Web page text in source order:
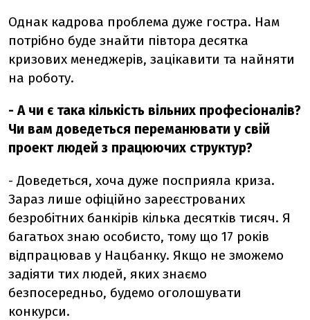
Однак кадрова проблема дуже гостра. Нам
потрібно буде знайти півтора десятка
кризових менеджерів, зацікавити та найняти
на роботу.
- А чи є така кількість вільних професіоналів?
Чи вам доведеться переманювати у свій
проект людей з працюючих структур?
- Доведеться, хоча дуже посприяла криза.
Зараз лише офіційно зареєстрованих
безробітних банкірів кілька десятків тисяч. Я
багатьох знаю особисто, тому що 17 років
відпрацював у Нацбанку. Якщо не зможемо
задіяти тих людей, яких знаємо
безпосередньо, будемо оголошувати
конкурси.